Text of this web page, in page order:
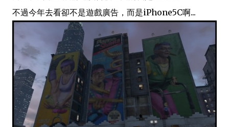
不過今年去看卻不是遊戲廣告，而是iPhone5C啊...